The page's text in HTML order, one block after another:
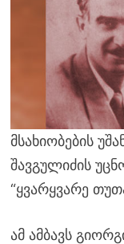
მსახიობების
შავგულიძის
“ყვარყვარე
ამ ამბავს